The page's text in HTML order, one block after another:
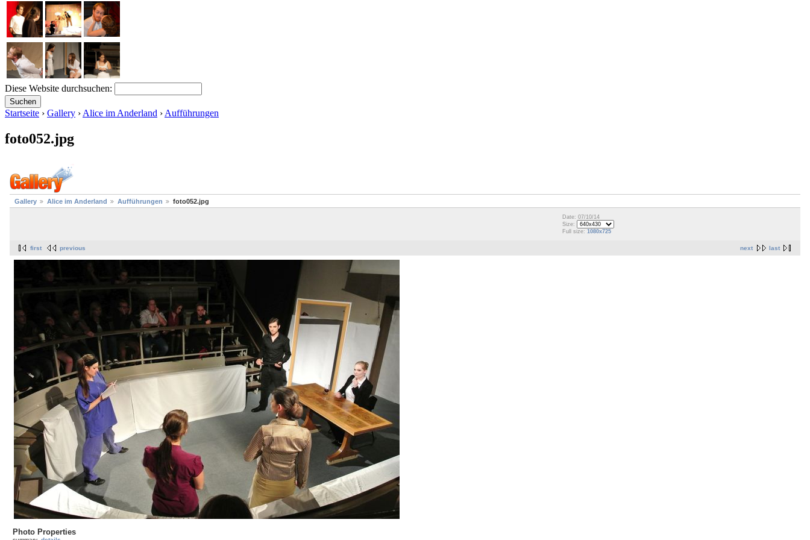
Diese Website durchsuchen:
Startseite › Gallery › Alice im Anderland › Aufführungen
foto052.jpg
Gallery Alice im Anderland Aufführungen foto052.jpg
Date: 07/10/14
Size:
Full size: 1080x725
next last
first previous
Photo Properties